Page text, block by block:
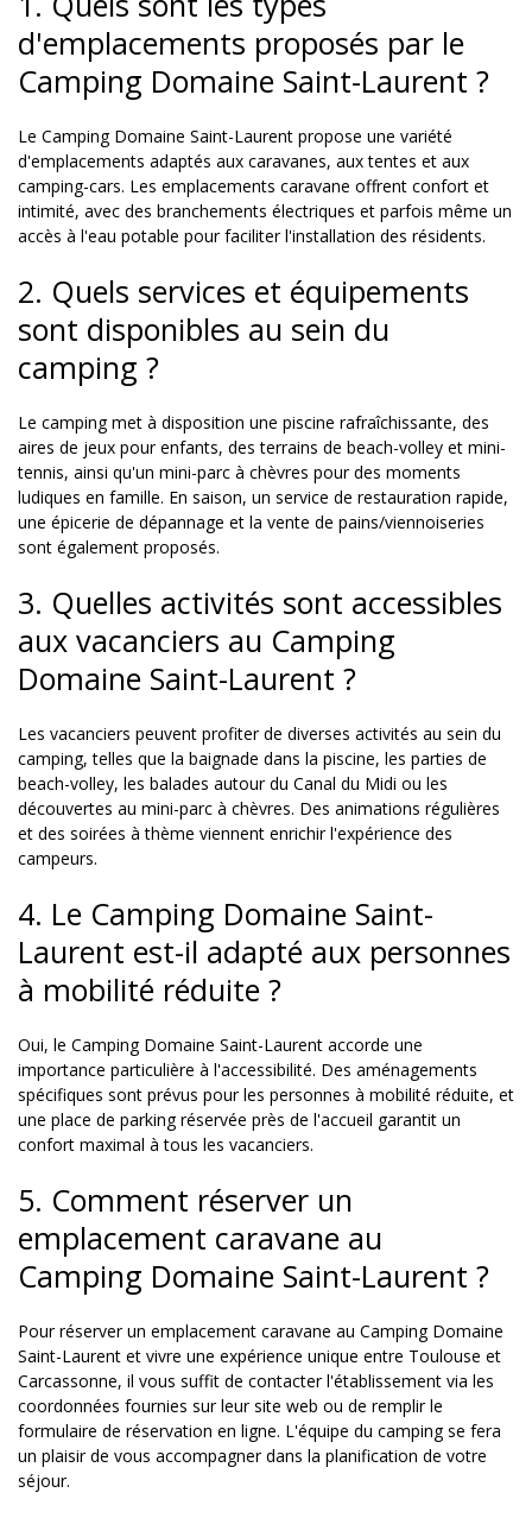
d'emplacements proposés par le
Camping Domaine Saint-Laurent ?
Le Camping Domaine Saint-Laurent propose une variété
d'emplacements adaptés aux caravanes, aux tentes et aux
camping-cars. Les emplacements caravane offrent confort et
intimité, avec des branchements électriques et parfois même un
accès à l'eau potable pour faciliter l'installation des résidents.
2. Quels services et équipements
sont disponibles au sein du
camping ?
Le camping met à disposition une piscine rafraîchissante, des
aires de jeux pour enfants, des terrains de beach-volley et mini-
tennis, ainsi qu'un mini-parc à chèvres pour des moments
ludiques en famille. En saison, un service de restauration rapide,
une épicerie de dépannage et la vente de pains/viennoiseries
sont également proposés.
3. Quelles activités sont accessibles
aux vacanciers au Camping
Domaine Saint-Laurent ?
Les vacanciers peuvent profiter de diverses activités au sein du
camping, telles que la baignade dans la piscine, les parties de
beach-volley, les balades autour du Canal du Midi ou les
découvertes au mini-parc à chèvres. Des animations régulières
et des soirées à thème viennent enrichir l'expérience des
campeurs.
4. Le Camping Domaine Saint-
Laurent est-il adapté aux personnes
à mobilité réduite ?
Oui, le Camping Domaine Saint-Laurent accorde une
importance particulière à l'accessibilité. Des aménagements
spécifiques sont prévus pour les personnes à mobilité réduite, et
une place de parking réservée près de l'accueil garantit un
confort maximal à tous les vacanciers.
5. Comment réserver un
emplacement caravane au
Camping Domaine Saint-Laurent ?
Pour réserver un emplacement caravane au Camping Domaine
Saint-Laurent et vivre une expérience unique entre Toulouse et
Carcassonne, il vous suffit de contacter l'établissement via les
coordonnées fournies sur leur site web ou de remplir le
formulaire de réservation en ligne. L'équipe du camping se fera
un plaisir de vous accompagner dans la planification de votre
séjour.